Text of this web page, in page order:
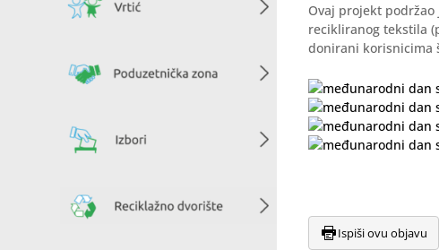
Ovaj projekt
recikliranog tekstila
donirani korisnicima
Ispiši ovu objavu